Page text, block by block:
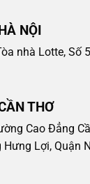
NỘI
nhà Lotte, Số
THƠ
Cao Đẳng
Lợi, Quận